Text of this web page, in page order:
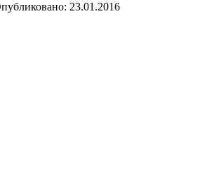
23.01.2016